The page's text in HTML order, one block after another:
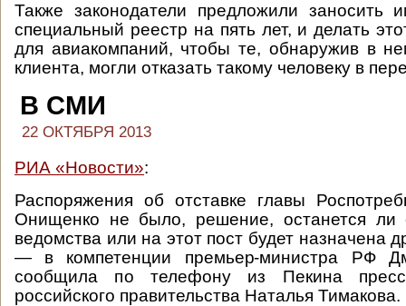
Также законодатели предложили заносить
специальный реестр на пять лет, и делать
для авиакомпаний, чтобы те, обнаружив в
клиента, могли отказать такому человеку в
В СМИ
22 ОКТЯБРЯ 2013
РИА «Новости»:
Распоряжения об отставке главы
Онищенко не было, решение, останется ли
ведомства или на этот пост будет назначена
— в компетенции премьер-министра РФ
сообщила по телефону из Пекина пресс-
российского правительства Наталья Тимакова.